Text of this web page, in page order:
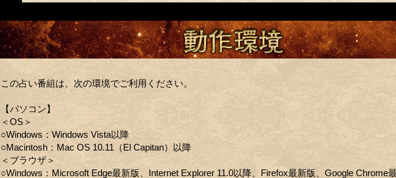
この占い番組は、次の環境でご利用ください。
【パソコン】
＜OS＞
○Windows：Windows Vista以降
○Macintosh：Mac OS 10.11（El Capitan）以降
＜ブラウザ＞
○Windows：Microsoft Edge最新版、Internet Explorer 11.0以降、Firefox最新版、Google Chrome